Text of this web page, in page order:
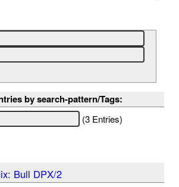
by search-pattern/Tags:
(3 Entries)
Bull DPX/2